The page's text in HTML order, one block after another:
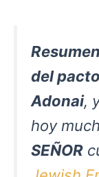
del pacto
Adonai,
hoy
SEÑOR